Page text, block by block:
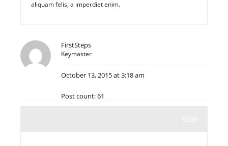
aliquam felis, a imperdiet enim.
FirstSteps
Keymaster
October 13, 2015 at 3:18 am
Post count: 61